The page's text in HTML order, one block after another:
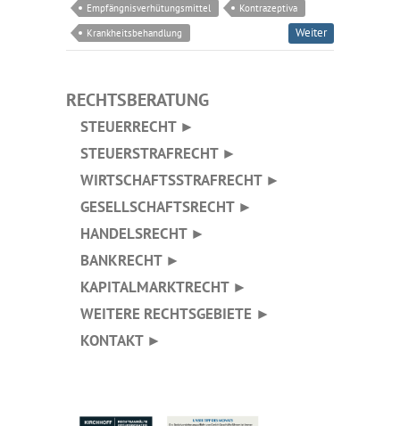
Empfängnisverhütungsmittel
Kontrazeptiva
Krankheitsbehandlung
Weiter
RECHTSBERATUNG
STEUERRECHT ►
STEUERSTRAFRECHT ►
WIRTSCHAFTSSTRAFRECHT ►
GESELLSCHAFTSRECHT ►
HANDELSRECHT ►
BANKRECHT ►
KAPITALMARKTRECHT ►
WEITERE RECHTSGEBIETE ►
KONTAKT ►